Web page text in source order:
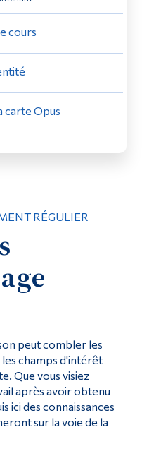
cours
carte Opus
RÉGULIER
peut combler les
champs d'intérêt
Que vous visiez
après avoir obtenu
ici des connaissances
sur la voie de la